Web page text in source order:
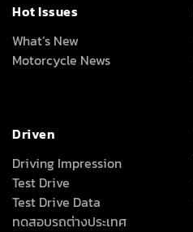
Hot Issues
What’s New
Motorcycle News
Driven
Driving Impression
Test Drive
Test Drive Data
ทดสอบรถต่างประเทศ